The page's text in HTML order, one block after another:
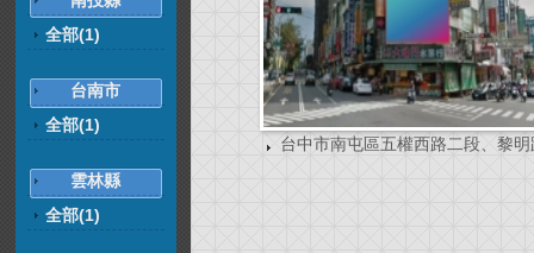
全部(1)
台南市
全部(1)
雲林縣
全部(1)
台中市南屯區五權西路二段、黎